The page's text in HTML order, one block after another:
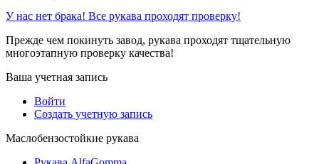
У нас нет брака! Все рукава проходят проверку!
Прежде чем покинуть завод, рукава проходят тщательную
многоэтапную проверку качества!
Ваша учетная запись
Войти
Создать учетную запись
Маслобензостойкие рукава